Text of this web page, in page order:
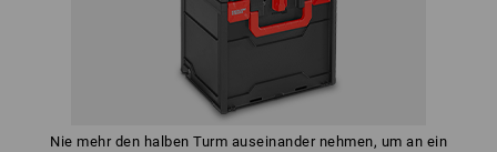
Nie mehr den halben Turm auseinander nehmen, um an ein